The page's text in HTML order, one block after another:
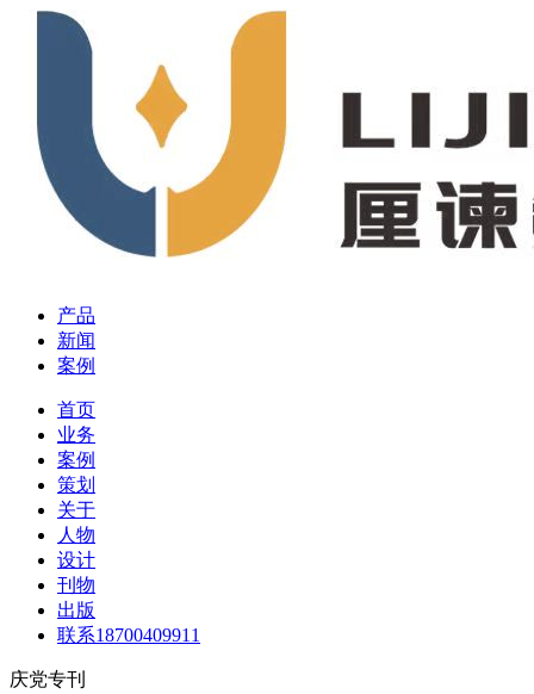
产品
新闻
案例
首页
业务
案例
策划
关于
人物
设计
刊物
出版
联系18700409911
庆党专刊